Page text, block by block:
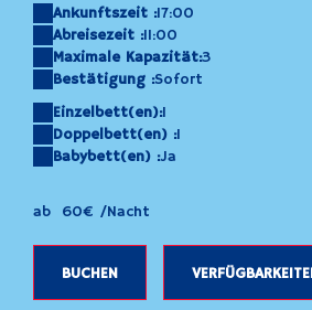
Ankunftszeit :17:00
Abreisezeit :11:00
Maximale Kapazität:3
Bestätigung :Sofort
Einzelbett(en):1
Doppelbett(en) :1
Babybett(en) :Ja
ab 60€ /Nacht
BUCHEN